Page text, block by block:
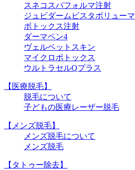
スネコスパフォルマ注射
ジュビダームビスタボリューマ
ボトックス注射
ダーマペン4
ヴェルベットスキン
マイクロボトックス
ウルトラセルQプラス
【医療脱毛】
脱毛について
子どもの医療レーザー脱毛
【メンズ脱毛】
メンズ脱毛について
メンズ脱毛
【タトゥー除去】